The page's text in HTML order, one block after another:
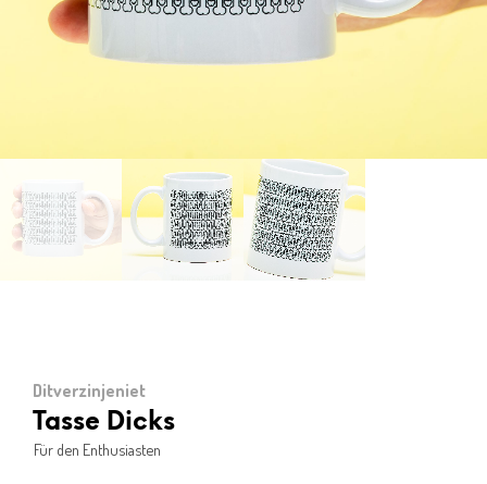
Ditverzinjeniet
Tasse Dicks
Für den Enthusiasten